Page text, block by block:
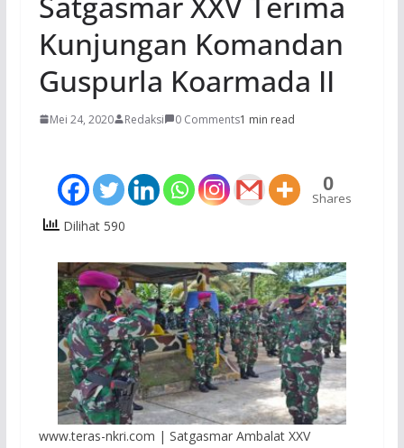
Kunjungan Komandan
Guspurla Koarmada II
Mei 24, 2020 Redaksi 0 Comments1 min read
0
Shares
Dilihat 590
www.teras-nkri.com | Satgasmar Ambalat XXV